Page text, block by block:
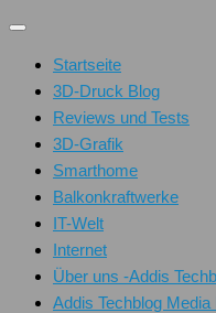
Unter
Inhalt
Startseite
3D-Druck Blog
Reviews und Tests
3D-Grafik
Smarthome
Balkonkraftwerke
IT-Welt
Internet
Über uns -Addis
Addis Techblog Media